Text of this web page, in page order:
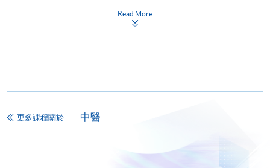
網上報名服務
香港大學專業進修學院提供24小時網上報名及繳費服
申請人可在網上使用「繳費靈」(PPS) (不適用於手
Read More
更多課程關於 中醫